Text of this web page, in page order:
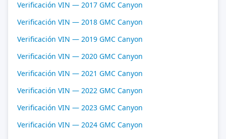
Verificación VIN — 2017 GMC Canyon
Verificación VIN — 2018 GMC Canyon
Verificación VIN — 2019 GMC Canyon
Verificación VIN — 2020 GMC Canyon
Verificación VIN — 2021 GMC Canyon
Verificación VIN — 2022 GMC Canyon
Verificación VIN — 2023 GMC Canyon
Verificación VIN — 2024 GMC Canyon